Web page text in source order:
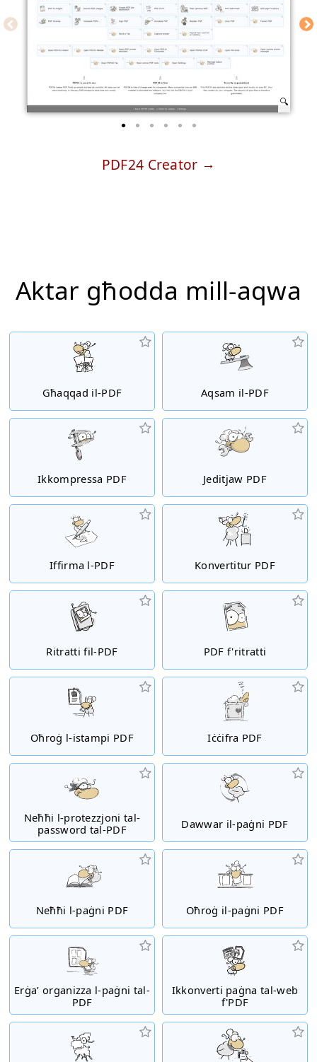
PDF24 Creator
Aktar għodda mill-aqwa
Għaqqad il-PDF Aqsam il-PDF
Ikkompressa PDF Jeditjaw PDF
Iffirma l-PDF Konvertitur PDF
Ritratti fil-PDF PDF f'ritratti
Oħroġ l-istampi PDF Iċċifra PDF
Neħħi l-protezzjoni tal-
password tal-PDF
Dawwar il-paġni PDF
Neħħi l-paġni PDF Oħroġ il-paġni PDF
Erġa’ organizza l-paġni tal-
PDF
Ikkonverti paġna tal-web
f'PDF